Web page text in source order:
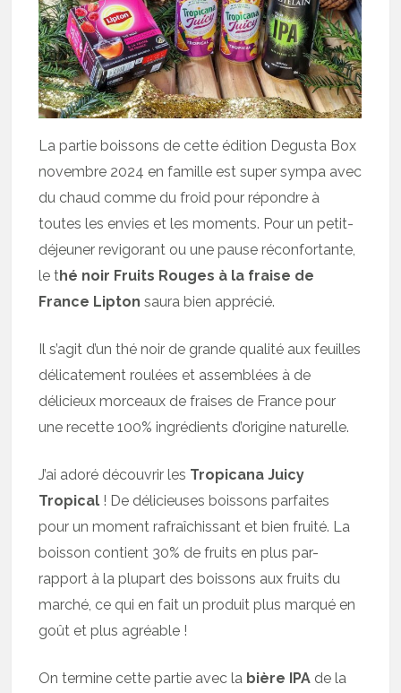
La partie boissons de cette édition Degusta Box
novembre 2024 en famille est super sympa avec
du chaud comme du froid pour répondre à
toutes les envies et les moments. Pour un petit-
déjeuner revigorant ou une pause réconfortante,
le thé noir Fruits Rouges à la fraise de
France Lipton saura bien apprécié.
Il s’agit d’un thé noir de grande qualité aux feuilles
délicatement roulées et assemblées à de
délicieux morceaux de fraises de France pour
une recette 100% ingrédients d’origine naturelle.
J’ai adoré découvrir les Tropicana Juicy
Tropical ! De délicieuses boissons parfaites
pour un moment rafraîchissant et bien fruité. La
boisson contient 30% de fruits en plus par-
rapport à la plupart des boissons aux fruits du
marché, ce qui en fait un produit plus marqué en
goût et plus agréable !
On termine cette partie avec la bière IPA de la